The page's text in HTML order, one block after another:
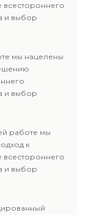
и выбор
мы нацелены
и выбор
работе мы
к
и выбор